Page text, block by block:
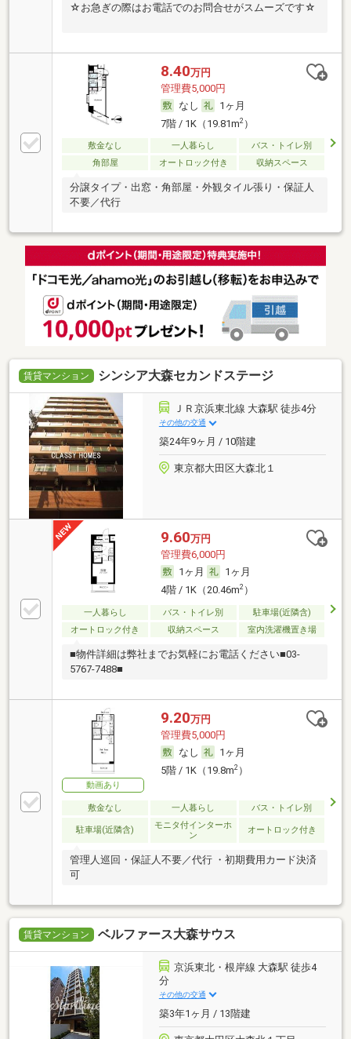
☆お急ぎの際はお電話でのお問合せがスムーズです☆
8.40万円
管理費5,000円
なし
1ヶ月
7階 / 1K（19.81m2）
敷金なし 一人暮らし
バス・トイレ別
角部屋
オートロック付き 収納スペース
分譲タイプ・出窓・角部屋・外観タイル張り・保証人
不要／代行
賃貸マンション シンシア大森セカンドステージ
ＪＲ京浜東北線 大森駅 徒歩4分
その他の交通
築24年9ヶ月 / 10階建
東京都大田区大森北１
9.60万円
管理費6,000円
1ヶ月
1ヶ月
4階 / 1K（20.46m2）
一人暮らし バス・トイレ別
駐車場(近隣含)
オートロック付き
収納スペース 室内洗濯機置き場
■物件詳細は弊社までお気軽にお電話ください■03-
5767-7488■
動画あり
9.20万円
管理費5,000円
なし
1ヶ月
5階 / 1K（19.8m2）
敷金なし 一人暮らし バス・トイレ別
駐車場(近隣含)
モニタ付インターホ
ン
オートロック付き
管理人巡回・保証人不要／代行 ・初期費用カード決済
可
賃貸マンション ベルファース大森サウス
京浜東北・根岸線 大森駅 徒歩4
分
その他の交通
築3年1ヶ月 / 13階建